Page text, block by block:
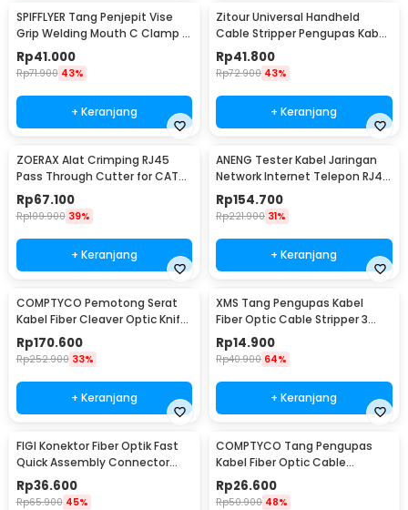
SPIFFLYER Tang Penjepit Vise
Grip Welding Mouth C Clamp 11
Inch - A161
Rp41.000
Rp71.900 43%
+ Keranjang
Zitour Universal Handheld
Cable Stripper Pengupas Kabel
Portabel - ZE00
Rp41.800
Rp72.900 43%
+ Keranjang
ZOERAX Alat Crimping RJ45
Pass Through Cutter for CAT6
CAT5 CAT5E - 6088
Rp67.100
Rp109.900 39%
+ Keranjang
ANENG Tester Kabel Jaringan
Network Internet Telepon RJ45
RJ11 - M469A
Rp154.700
Rp221.900 31%
+ Keranjang
COMPTYCO Pemotong Serat
Kabel Fiber Cleaver Optic Knife
16 Point Blade - SKL-6C
Rp170.600
Rp252.900 33%
+ Keranjang
XMS Tang Pengupas Kabel
Fiber Optic Cable Stripper 3
Hole - CFS-3
Rp14.900
Rp40.900 64%
+ Keranjang
FIGI Konektor Fiber Optik Fast
Quick Assembly Connector
SC/UPC 10 PCS - FG010
Rp36.600
Rp65.900 45%
COMPTYCO Tang Pengupas
Kabel Fiber Optic Cable
Stripper 4.8-7.9mm - 45-165
Rp26.600
Rp50.900 48%